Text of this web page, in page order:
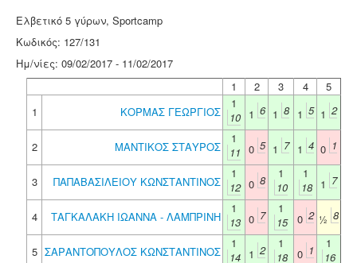
Ελβετικό 5 γύρων, Sportcamp
Κωδικός: 127/131
Ημ/νίες: 09/02/2017 - 11/02/2017
1
2 3 4
5
1
ΚΟΡΜΑΣ ΓΕΩΡΓΙΟΣ
1
10 1 6 1 8 1 5 1 2
2 ΜΑΝΤΙΚΟΣ ΣΤΑΥΡΟΣ
1
11 0 5 1 7 1 4 0 1
3 ΠΑΠΑΒΑΣΙΛΕΙΟΥ ΚΩΝΣΤΑΝΤΙΝΟΣ
1
12 0 8
1
10
1
18
1 7
4 ΤΑΓΚΑΛΑΚΗ ΙΩΑΝΝΑ - ΛΑΜΠΡΙΝΗ
1
13 0 7
1
15
0 2 ½ 8
5 ΣΑΡΑΝΤΟΠΟΥΛΟΣ ΚΩΝΣΤΑΝΤΙΝΟΣ
1
14 1 2
1
18
0 1
1
16